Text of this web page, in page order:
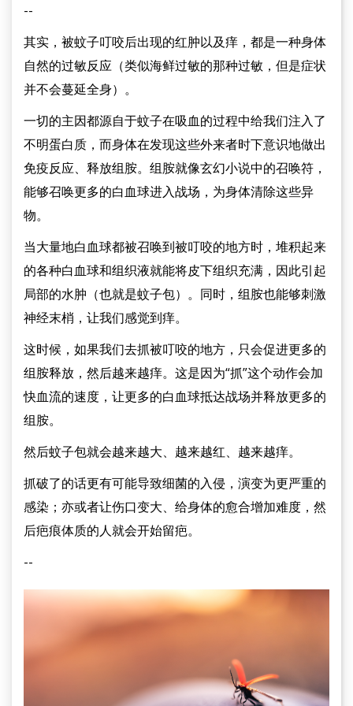
--
其实，被蚊子叮咬后出现的红肿以及痒，都是一种身体
自然的过敏反应（类似海鲜过敏的那种过敏，但是症状
并不会蔓延全身）。
一切的主因都源自于蚊子在吸血的过程中给我们注入了
不明蛋白质，而身体在发现这些外来者时下意识地做出
免疫反应、释放组胺。组胺就像玄幻小说中的召唤符，
能够召唤更多的白血球进入战场，为身体清除这些异
物。
当大量地白血球都被召唤到被叮咬的地方时，堆积起来
的各种白血球和组织液就能将皮下组织充满，因此引起
局部的水肿（也就是蚊子包）。同时，组胺也能够刺激
神经末梢，让我们感觉到痒。
这时候，如果我们去抓被叮咬的地方，只会促进更多的
组胺释放，然后越来越痒。这是因为“抓”这个动作会加
快血流的速度，让更多的白血球抵达战场并释放更多的
组胺。
然后蚊子包就会越来越大、越来越红、越来越痒。
抓破了的话更有可能导致细菌的入侵，演变为更严重的
感染；亦或者让伤口变大、给身体的愈合增加难度，然
后疤痕体质的人就会开始留疤。
--